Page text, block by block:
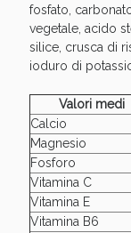
fosfato,
vegetale, acido
silice, crusca di
ioduro di
Valori medi
Calcio
Magnesio
Fosforo
Vitamina C
Vitamina E
Vitamina B6
Vie Urinarie